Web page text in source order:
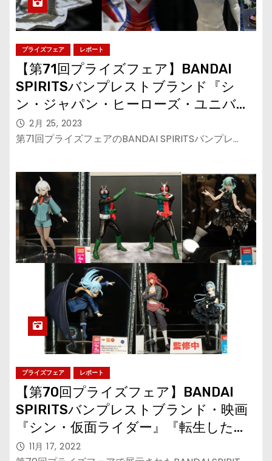
プライズフェア レポート
【第71回プライズフェア】BANDAI
SPIRITSバンプレストブランド『シ
ン・ジャパン・ヒーローズ・ユニバー
ス』『ウルトラマン』シリーズ『機動
戦士ガンダム』シリーズ
2月 25, 2023
第71回プライズフェアのBANDAI SPIRITSバンプレ…
プライズフェア レポート
【第70回プライズフェア】BANDAI
SPIRITSバンプレストブランド・映画
『シン・仮面ライダー』『転生したら
スライムだった件』『ソードアート・
11月 17, 2022